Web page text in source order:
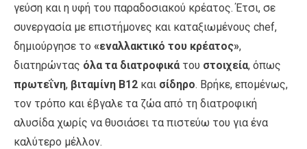
γεύση και η υφή του παραδοσιακού κρέατος. Έτσι, σε
συνεργασία με επιστήμονες και καταξιωμένους chef,
δημιούργησε το «εναλλακτικό του κρέατος»,
διατηρώντας όλα τα διατροφικά του στοιχεία, όπως
πρωτεΐνη, βιταμίνη Β12 και σίδηρο. Βρήκε, επομένως,
τον τρόπο και έβγαλε τα ζώα από τη διατροφική
αλυσίδα χωρίς να θυσιάσει τα πιστεύω του για ένα
καλύτερο μέλλον.